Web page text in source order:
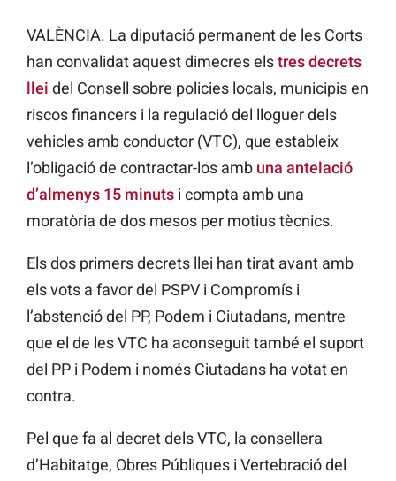
VALÈNCIA. La diputació permanent de les Corts
han convalidat aquest dimecres elstres decrets
llei del Consell sobre policies locals, municipis en
riscos financers i la regulació del lloguer dels
vehicles amb conductor (VTC), que estableix
l’obligació de contractar-los amb una antelació
d’almenys 15 minuts i compta amb una
moratòria de dos mesos per motius tècnics.
Els dos primers decrets llei han tirat avant amb
els vots a favor del PSPV i Compromís i
l’abstenció del PP, Podem i Ciutadans, mentre
que el de les VTC ha aconseguit també el suport
del PP i Podem i només Ciutadans ha votat en
contra.
Pel que fa al decret dels VTC, la consellera
d’Habitatge, Obres Públiques i Vertebració del